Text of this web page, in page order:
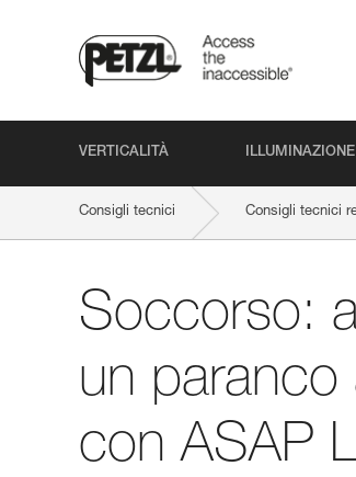
VERTICALITÀ ILLUMINAZIONE
Consigli tecnici Consigli tecnici
Soccorso:
un paranco
con ASAP